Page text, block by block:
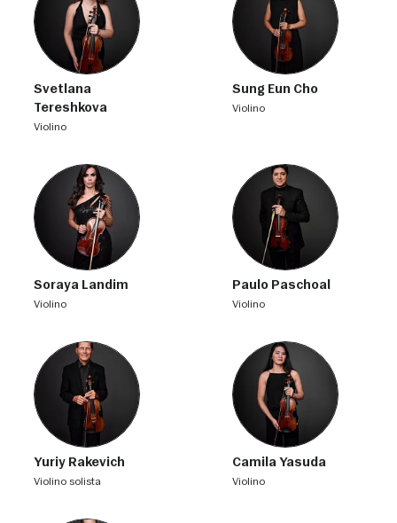
Svetlana
Tereshkova
violino
Sung Eun Cho
violino
Soraya Landim
violino
Paulo Paschoal
violino
Yuriy Rakevich
violino solista
Camila Yasuda
violino